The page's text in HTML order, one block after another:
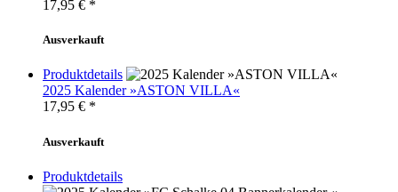
17,95 € *
Ausverkauft
Produktdetails
2025 Kalender »ASTON VILLA«
17,95 € *
Ausverkauft
Produktdetails